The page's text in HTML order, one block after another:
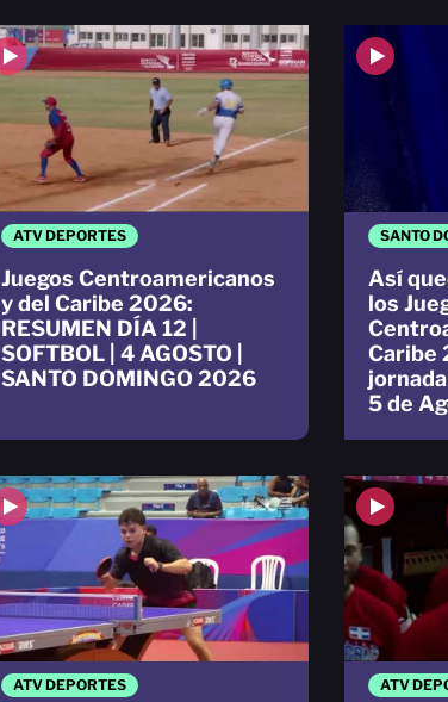
ATV DEPORTES
Juegos Centroamericanos
y del Caribe 2026:
RESUMEN DÍA 12 |
SOFTBOL | 4 AGOSTO |
SANTO DOMINGO 2026
SANTO
Así
los
Caribe
5 de
ATV DEPORTES ATV